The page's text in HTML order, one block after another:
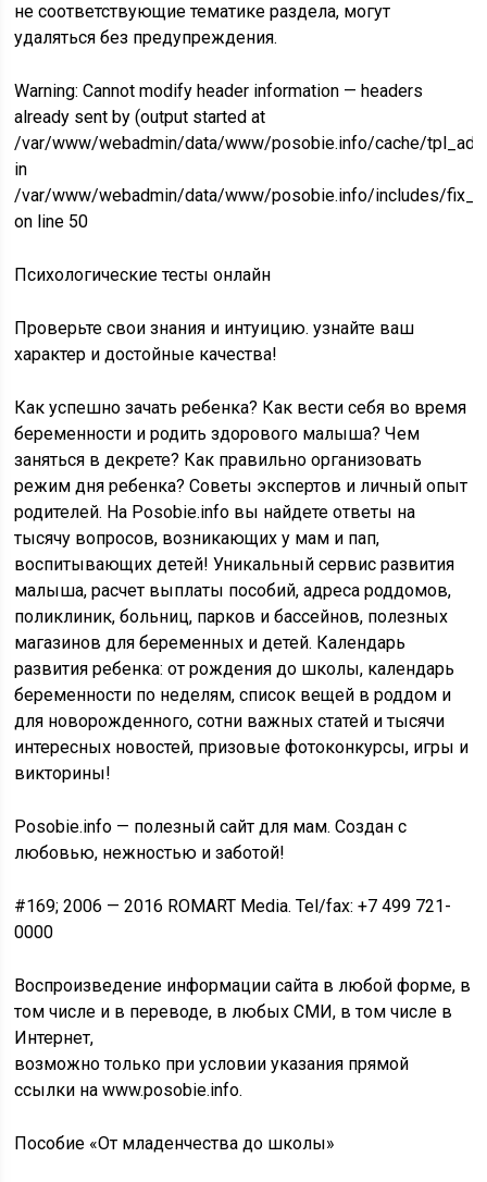
не соответствующие тематике раздела, могут
удаляться без предупреждения.
Warning: Cannot modify header information — headers
already sent by (output started at
/var/www/webadmin/data/www/posobie.info/cache/
in
/var/www/webadmin/data/www/posobie.info/includes/
on line 50
Психологические тесты онлайн
Проверьте свои знания и интуицию. узнайте ваш
характер и достойные качества!
Как успешно зачать ребенка? Как вести себя во время
беременности и родить здорового малыша? Чем
заняться в декрете? Как правильно организовать
режим дня ребенка? Советы экспертов и личный опыт
родителей. На Posobie.info вы найдете ответы на
тысячу вопросов, возникающих у мам и пап,
воспитывающих детей! Уникальный сервис развития
малыша, расчет выплаты пособий, адреса роддомов,
поликлиник, больниц, парков и бассейнов, полезных
магазинов для беременных и детей. Календарь
развития ребенка: от рождения до школы, календарь
беременности по неделям, список вещей в роддом и
для новорожденного, сотни важных статей и тысячи
интересных новостей, призовые фотоконкурсы, игры и
викторины!
Posobie.info — полезный сайт для мам. Создан с
любовью, нежностью и заботой!
#169; 2006 — 2016 ROMART Media. Tel/fax: +7 499 721-
0000
Воспроизведение информации сайта в любой форме, в
том числе и в переводе, в любых СМИ, в том числе в
Интернет,
возможно только при условии указания прямой
ссылки на www.posobie.info.
Пособие «От младенчества до школы»